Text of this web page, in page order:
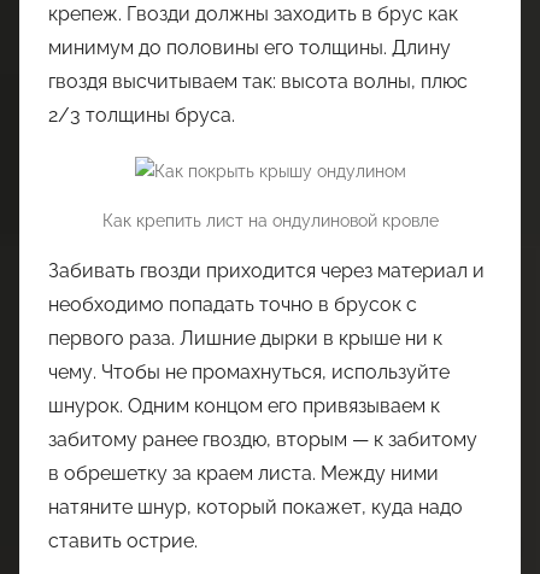
крепеж. Гвозди должны заходить в брус как
минимум до половины его толщины. Длину
гвоздя высчитываем так: высота волны, плюс
2/3 толщины бруса.
Как крепить лист на ондулиновой кровле
Забивать гвозди приходится через материал и
необходимо попадать точно в брусок с
первого раза. Лишние дырки в крыше ни к
чему. Чтобы не промахнуться, используйте
шнурок. Одним концом его привязываем к
забитому ранее гвоздю, вторым — к забитому
в обрешетку за краем листа. Между ними
натяните шнур, который покажет, куда надо
ставить острие.